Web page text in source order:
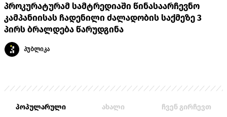
პროკურატურამ სამტრედიაში წინასაარჩევნო
კამპანიისას ჩადენილი ძალადობის საქმეზე 3
პირს ბრალდება წარუდგინა
პუბლიკა
პოპულარული ახალი ჩვენ გირჩევთ